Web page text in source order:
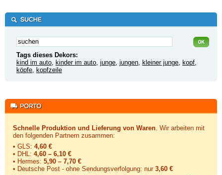
Tags dieses Dekors:
kind im auto kinder im auto junge jungen kleiner junge kopf
köpfe kopfzeile
Schnelle Produktion und Lieferung von Waren . Wir arbeiten mit
den folgenden Partnern zusammen:
• GLS: 4,60 €
• DHL: 4,60 – 6,10 €
• Hermes: 5,90 – 7,70 €
• Deutsche Post - ohne Sendungsverfolgung: nur 3,60 €